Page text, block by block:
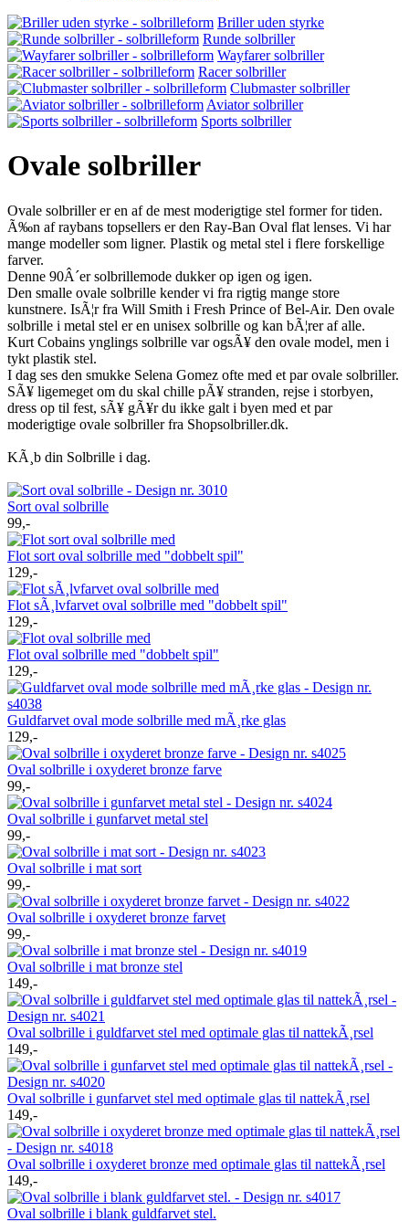
Briller uden styrke
Runde solbriller
Wayfarer solbriller
Racer solbriller
Clubmaster solbriller
Aviator solbriller
Sports solbriller
Ovale solbriller
Ovale solbriller er en af de mest moderigtige stel former for tiden.
Ã‰n af raybans topsellers er den Ray-Ban Oval flat lenses. Vi har
mange modeller som ligner. Plastik og metal stel i flere forskellige
farver.
Denne 90Â´er solbrillemode dukker op igen og igen.
Den smalle ovale solbrille kender vi fra rigtig mange store
kunstnere. IsÃ¦r fra Will Smith i Fresh Prince of Bel-Air. Den ovale
solbrille i metal stel er en unisex solbrille og kan bÃ¦rer af alle.
Kurt Cobains ynglings solbrille var ogsÃ¥ den ovale model, men i
tykt plastik stel.
I dag ses den smukke Selena Gomez ofte med et par ovale solbriller.
SÃ¥ ligemeget om du skal chille pÃ¥ stranden, rejse i storbyen,
dress op til fest, sÃ¥ gÃ¥r du ikke galt i byen med et par
moderigtige ovale solbriller fra Shopsolbriller.dk.
KÃ¸b din Solbrille i dag.
Sort oval solbrille
99,-
Flot sort oval solbrille med "dobbelt spil"
129,-
Flot sÃ¸lvfarvet oval solbrille med "dobbelt spil"
129,-
Flot oval solbrille med "dobbelt spil"
129,-
Guldfarvet oval mode solbrille med mÃ¸rke glas
129,-
Oval solbrille i oxyderet bronze farve
99,-
Oval solbrille i gunfarvet metal stel
99,-
Oval solbrille i mat sort
99,-
Oval solbrille i oxyderet bronze farvet
99,-
Oval solbrille i mat bronze stel
149,-
Oval solbrille i guldfarvet stel med optimale glas til nattekÃ¸rsel
149,-
Oval solbrille i gunfarvet stel med optimale glas til nattekÃ¸rsel
149,-
Oval solbrille i oxyderet bronze med optimale glas til nattekÃ¸rsel
149,-
Oval solbrille i blank guldfarvet stel.